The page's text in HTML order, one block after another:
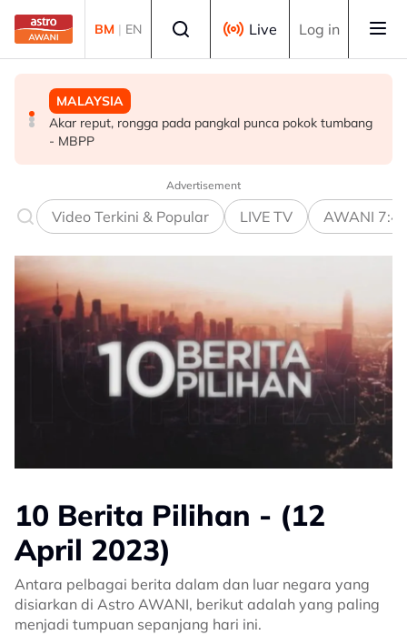
Skip to main content
BM | EN Live Log in
MALAYSIA
Akar reput, rongga pada pangkal punca pokok tumbang
- MBPP
POLITIK
WARISAN teliti rundingan kerusi bersama STAR, KDM
hadapi PRU16 - Shafie
MALAYSIA
Jerebu: Lapan kawasan di Sarawak, Johan Setia di
Selangor catat IPU tidak sihat
Advertisement
Video Terkini & Popular LIVE TV AWANI
10 Berita Pilihan - (12
April 2023)
Antara pelbagai berita dalam dan luar negara yang
disiarkan di Astro AWANI, berikut adalah yang paling
menjadi tumpuan sepanjang hari ini.